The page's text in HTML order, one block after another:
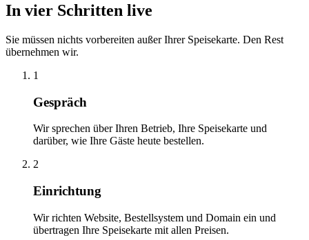
In vier Schritten live
Sie müssen nichts vorbereiten außer Ihrer Speisekarte. Den Rest
übernehmen wir.
1
Gespräch
Wir sprechen über Ihren Betrieb, Ihre Speisekarte und
darüber, wie Ihre Gäste heute bestellen.
2
Einrichtung
Wir richten Website, Bestellsystem und Domain ein und
übertragen Ihre Speisekarte mit allen Preisen.